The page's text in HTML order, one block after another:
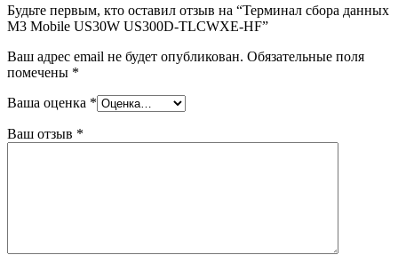
Будьте первым, кто оставил отзыв на “Терминал сбора данных
M3 Mobile US30W US300D-TLCWXE-HF”
Ваш адрес email не будет опубликован. Обязательные поля
помечены *
Ваша оценка *
Ваш отзыв *